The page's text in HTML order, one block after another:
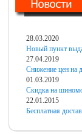
28.03.2020
Новый пункт
27.04.2019
Снижение цен на
01.03.2019
Скидка на
22.01.2015
Бесплатная